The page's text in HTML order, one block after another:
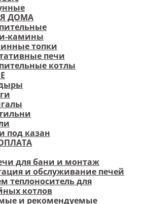
ДОМА
камины
топки
печи
котлы
под казан
для бани и монтаж
и обслуживание печей
теплоноситель для
котлов
и рекомендуемые